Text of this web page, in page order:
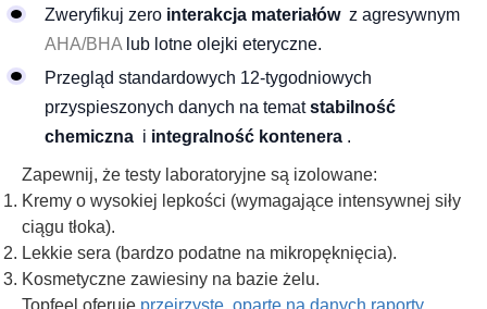
Zweryfikuj zero interakcja materiałów z agresywnym
AHA/BHA lub lotne olejki eteryczne.
Przegląd standardowych 12-tygodniowych
przyspieszonych danych na tematstabilność
chemiczna i integralność kontenera .
Zapewnij, że testy laboratoryjne są izolowane:
Kremy o wysokiej lepkości (wymagające intensywnej siły
ciągu tłoka).
Lekkie sera (bardzo podatne na mikropęknięcia).
Kosmetyczne zawiesiny na bazie żelu.
Topfeel oferuje przejrzyste, oparte na danych raporty